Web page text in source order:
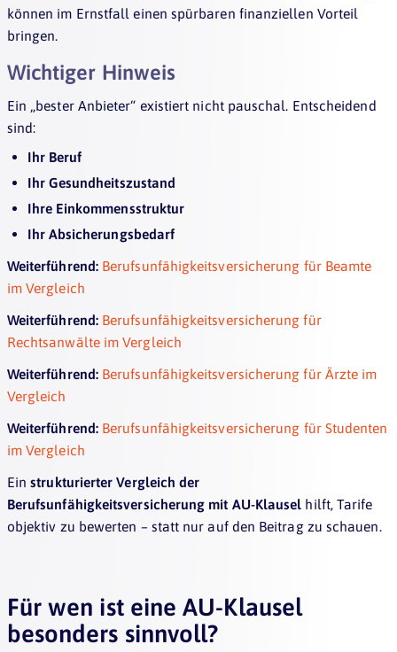
können im Ernstfall einen spürbaren finanziellen Vorteil
bringen.
Wichtiger Hinweis
Ein „bester Anbieter“ existiert nicht pauschal. Entscheidend
sind:
Ihr Beruf
Ihr Gesundheitszustand
Ihre Einkommensstruktur
Ihr Absicherungsbedarf
Weiterführend: Berufsunfähigkeitsversicherung für Beamte
im Vergleich
Weiterführend: Berufsunfähigkeitsversicherung für
Rechtsanwälte im Vergleich
Weiterführend: Berufsunfähigkeitsversicherung für Ärzte im
Vergleich
Weiterführend: Berufsunfähigkeitsversicherung für Studenten
im Vergleich
Einstrukturierter Vergleich der
Berufsunfähigkeitsversicherung mit AU-Klausel hilft, Tarife
objektiv zu bewerten – statt nur auf den Beitrag zu schauen.
Für wen ist eine AU-Klausel
besonders sinnvoll?